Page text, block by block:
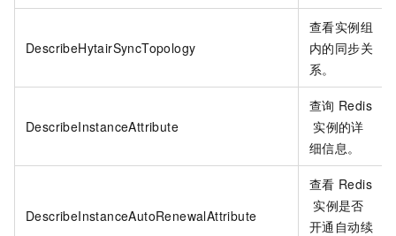
DescribeHytairSyncTopology
查看实例组
内的同步关
系。
DescribeInstanceAttribute
查询 Redis
实例的详
细信息。
DescribeInstanceAutoRenewalAttribute
查看 Redis
实例是否
开通自动续